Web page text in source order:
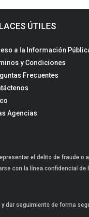
ÚTILES
a la Información
y Condiciones
Frecuentes
Agencias
el delito de fraude
con la línea confidencial
seguimiento de forma